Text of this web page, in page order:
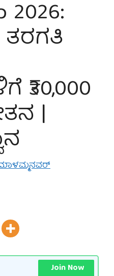
2026:
ತರಗತಿ
₹30,000
|
Join Now